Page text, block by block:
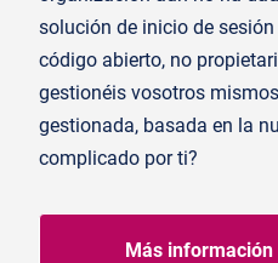
solución de inicio de
código abierto, no
gestionéis vosotros
gestionada, basada en la
complicado por ti?
Más información